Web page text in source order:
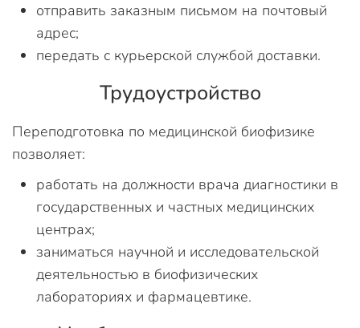
отправить заказным письмом на почтовый
адрес;
передать с курьерской службой доставки.
Трудоустройство
Переподготовка по медицинской биофизике
позволяет:
работать на должности врача диагностики в
государственных и частных медицинских
центрах;
заниматься научной и исследовательской
деятельностью в биофизических
лабораториях и фармацевтике.